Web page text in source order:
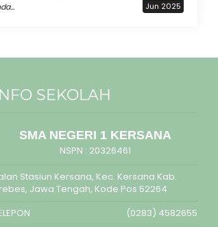
Jun 2025
SEKOLAH
SMA NEGERI 1 KERSANA
NSPN : 20326461
Stasiun Kersana, Kec. Kersana Kab.
Jawa Tengah, Kode Pos 52264
(0283) 4582655